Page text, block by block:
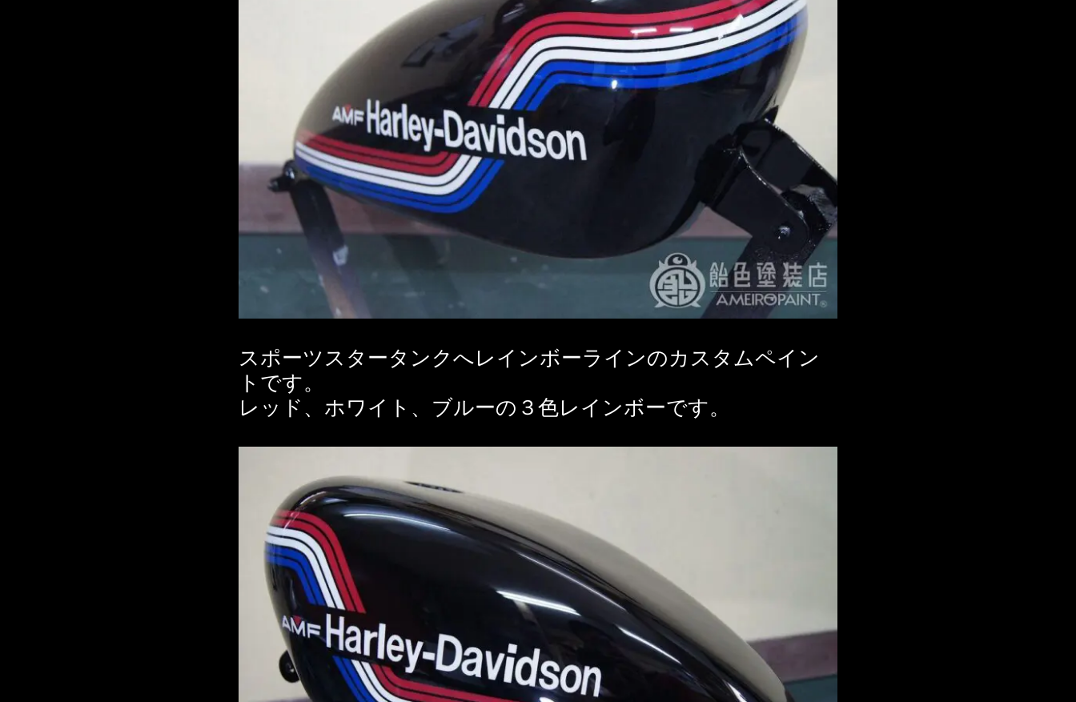
スポーツスタータンクへレインボーラインのカスタムペイン
トです。
レッド、ホワイト、ブルーの３色レインボーです。